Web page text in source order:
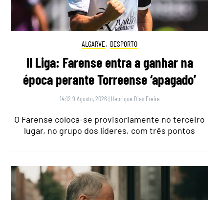
ALGARVE, DESPORTO
II Liga: Farense entra a ganhar na
época perante Torreense ‘apagado’
14:12 9 Agosto, 2026 | Henrique Dias Freire
O Farense coloca-se provisoriamente no terceiro
lugar, no grupo dos líderes, com três pontos